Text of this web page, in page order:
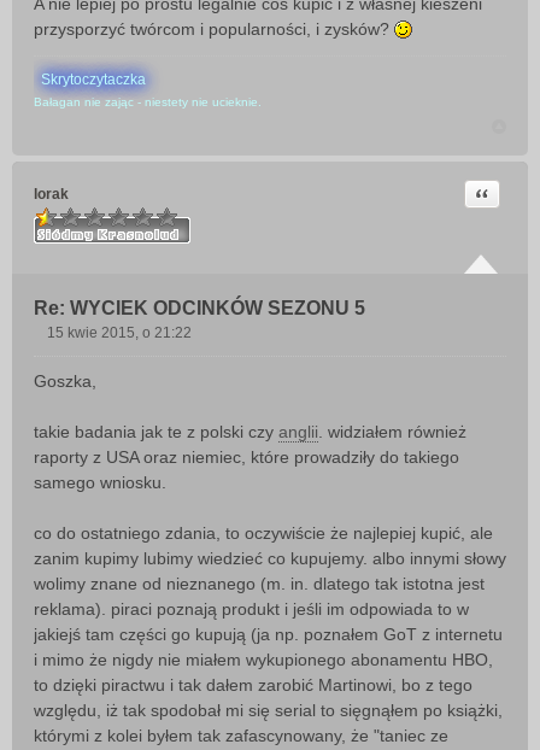
przysporzyć twórcom i popularności, i zysków?
Skrytoczytaczka
Bałagan nie zając - niestety nie ucieknie.
lorak
Re: WYCIEK ODCINKÓW SEZONU 5
Cytuj
s
15 kwie 2015, o 21:22
Goszka,
takie badania jak te z polski czy anglii . widziałem również
raporty z USA oraz niemiec, które prowadziły do takiego
samego wniosku.
co do ostatniego zdania, to oczywiście że najlepiej kupić, ale
zanim kupimy lubimy wiedzieć co kupujemy. albo innymi słowy
wolimy znane od nieznanego (m. in. dlatego tak istotna jest
reklama). piraci poznają produkt i jeśli im odpowiada to w
jakiejś tam części go kupują (ja np. poznałem GoT z internetu
i mimo że nigdy nie miałem wykupionego abonamentu HBO,
to dzięki piractwu i tak dałem zarobić Martinowi, bo z tego
względu, iż tak spodobał mi się serial to sięgnąłem po książki,
którymi z kolei byłem tak zafascynowany, że "taniec ze